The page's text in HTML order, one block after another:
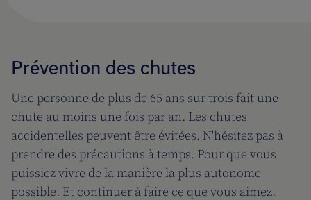
Prévention des chutes
Une personne de plus de 65 ans sur trois fait une
chute au moins une fois par an. Les chutes
accidentelles peuvent être évitées. N'hésitez pas à
prendre des précautions à temps. Pour que vous
puissiez vivre de la manière la plus autonome
possible. Et continuer à faire ce que vous aimez.